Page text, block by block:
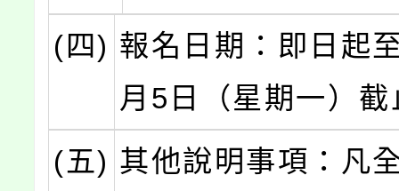
(四) 報名日期：即日起
月5日（星期一）截
(五) 其他說明事項：凡